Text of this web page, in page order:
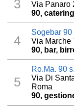
3
Via Panaro
90,
4
Sogebar 90
Via Marche
90, bar,
5
Ro.Ma. 90
Via Di
Roma
90,